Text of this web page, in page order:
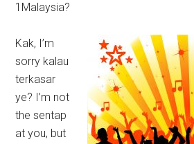
1Malaysia?
Kak, I’m
sorry kalau
terkasar
ye? I’m not
the sentap
at you, but